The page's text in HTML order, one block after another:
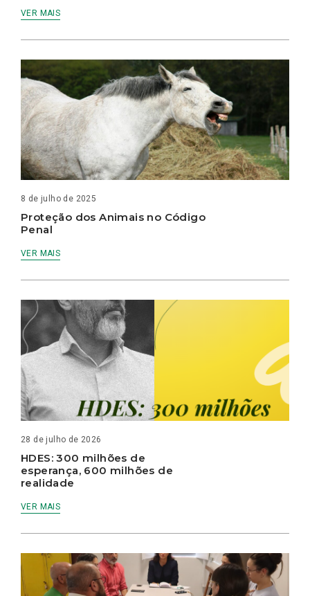
VER MAIS
8 de julho de 2025
Proteção dos Animais no Código
Penal
VER MAIS
28 de julho de 2026
HDES: 300 milhões de
esperança, 600 milhões de
realidade
VER MAIS